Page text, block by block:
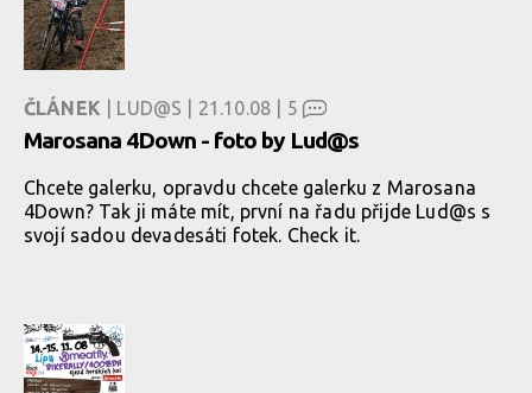
ČLÁNEK | LUD@S | 21.10.08 | 5
Marosana 4Down - foto by Lud@s
Chcete galerku, opravdu chcete galerku z Marosana
4Down? Tak ji máte mít, první na řadu přijde Lud@s s
svojí sadou devadesáti fotek. Check it.